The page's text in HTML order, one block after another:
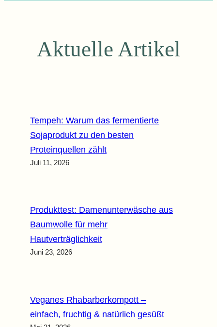
Aktuelle Artikel
Tempeh: Warum das fermentierte
Sojaprodukt zu den besten
Proteinquellen zählt
Juli 11, 2026
Produkttest: Damenunterwäsche aus
Baumwolle für mehr
Hautverträglichkeit
Juni 23, 2026
Veganes Rhabarberkompott –
einfach, fruchtig & natürlich gesüßt